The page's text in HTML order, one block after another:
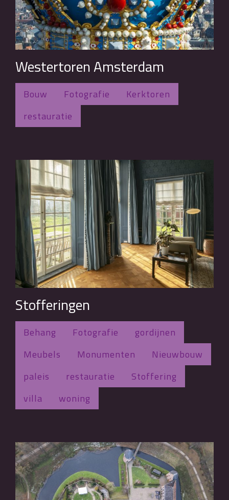
Westertoren Amsterdam
Bouw Fotografie
Kerktoren
restauratie
Stofferingen
Behang Fotografie
gordijnen
Meubels
Monumenten
Nieuwbouw
paleis
restauratie
Stoffering
villa
woning